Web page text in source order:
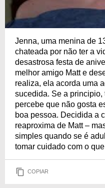
Jenna, uma menina de
chateada por não ter a
desastrosa festa de
melhor amigo Matt e
realiza, ela acorda uma
sucedida. Se a
percebe que não gosta
boa pessoa. Decidida a
reaproxima de Matt –
simples quando se é
tomar cuidado com o
COPIAR